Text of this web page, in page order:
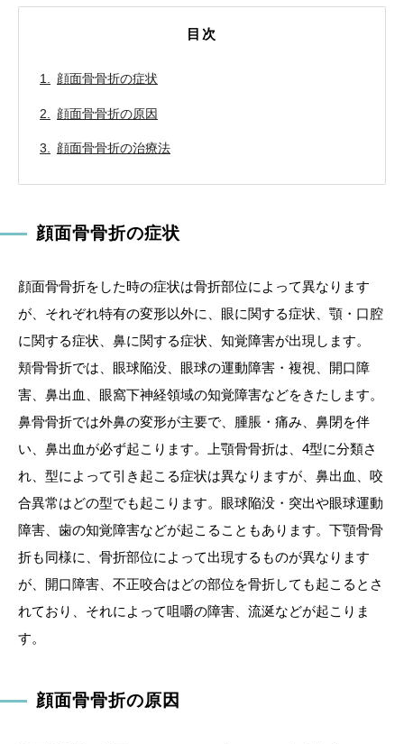
目次
顔面骨骨折の症状
顔面骨骨折の原因
顔面骨骨折の治療法
顔面骨骨折の症状
顔面骨骨折をした時の症状は骨折部位によって異なります
が、それぞれ特有の変形以外に、眼に関する症状、顎・口腔
に関する症状、鼻に関する症状、知覚障害が出現します。
頬骨骨折では、眼球陥没、眼球の運動障害・複視、開口障
害、鼻出血、眼窩下神経領域の知覚障害などをきたします。
鼻骨骨折では外鼻の変形が主要で、腫脹・痛み、鼻閉を伴
い、鼻出血が必ず起こります。上顎骨骨折は、4型に分類さ
れ、型によって引き起こる症状は異なりますが、鼻出血、咬
合異常はどの型でも起こります。眼球陥没・突出や眼球運動
障害、歯の知覚障害などが起こることもあります。下顎骨骨
折も同様に、骨折部位によって出現するものが異なります
が、開口障害、不正咬合はどの部位を骨折しても起こるとさ
れており、それによって咀嚼の障害、流涎などが起こりま
す。
顔面骨骨折の原因